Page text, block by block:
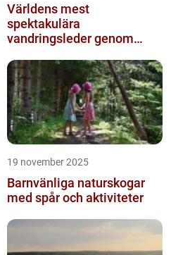
Världens mest
spektakulära
vandringsleder genom
19 november 2025
Barnvänliga naturskogar
med spår och aktiviteter